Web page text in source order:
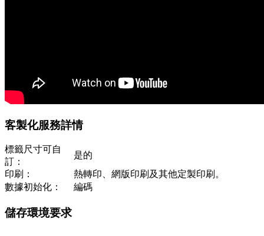
客製化服務詳情
標籤尺寸可自
訂：
是的
印刷：
熱轉印、網版印刷及其他定製印刷。
數據初始化：
編碼
儲存環境要求